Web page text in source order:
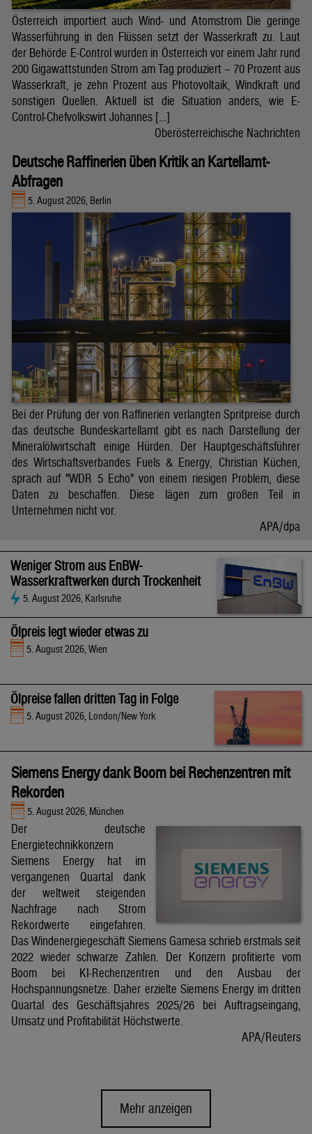
Österreich importiert auch Wind- und Atomstrom Die geringe
Wasserführung in den Flüssen setzt der Wasserkraft zu. Laut
der Behörde E-Control wurden in Österreich vor einem Jahr rund
200 Gigawattstunden Strom am Tag produziert – 70 Prozent aus
Wasserkraft, je zehn Prozent aus Photovoltaik, Windkraft und
sonstigen Quellen. Aktuell ist die Situation anders, wie E-
Control-Chefvolkswirt Johannes […]
Oberösterreichische Nachrichten
Deutsche Raffinerien üben Kritik an Kartellamt-
Abfragen
5. August 2026, Berlin
Bei der Prüfung der von Raffinerien verlangten Spritpreise durch
das deutsche Bundeskartellamt gibt es nach Darstellung der
Mineralölwirtschaft einige Hürden. Der Hauptgeschäftsführer
des Wirtschaftsverbandes Fuels & Energy, Christian Küchen,
sprach auf "WDR 5 Echo" von einem riesigen Problem, diese
Daten zu beschaffen. Diese lägen zum großen Teil in
Unternehmen nicht vor.
APA/dpa
Weniger Strom aus EnBW-
Wasserkraftwerken durch Trockenheit
5. August 2026, Karlsruhe
Ölpreis legt wieder etwas zu
5. August 2026, Wien
Ölpreise fallen dritten Tag in Folge
5. August 2026, London/New York
Siemens Energy dank Boom bei Rechenzentren mit
Rekorden
5. August 2026, München
Der deutsche
Energietechnikkonzern
Siemens Energy hat im
vergangenen Quartal dank
der weltweit steigenden
Nachfrage nach Strom
Rekordwerte eingefahren.
Das Windenergiegeschäft Siemens Gamesa schrieb erstmals seit
2022 wieder schwarze Zahlen. Der Konzern profitierte vom
Boom bei KI-Rechenzentren und den Ausbau der
Hochspannungsnetze. Daher erzielte Siemens Energy im dritten
Quartal des Geschäftsjahres 2025/26 bei Auftragseingang,
Umsatz und Profitabilität Höchstwerte.
APA/Reuters
Mehr anzeigen